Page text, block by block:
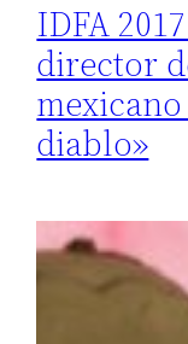
IDFA
director
diablo»